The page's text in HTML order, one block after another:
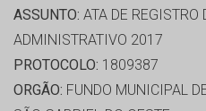
ASSUNTO: ATA DE REGISTRO
ADMINISTRATIVO 2017
PROTOCOLO: 1809387
ORGÃO: FUNDO MUNICIPAL